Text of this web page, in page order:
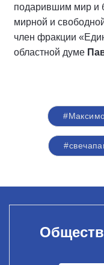
подарившим мир и
мирной и
член фракции
областной думе